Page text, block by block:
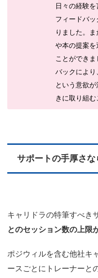
日々の経験
フィードバ
りました。
や本の提案
ことができ
バックにより
という意欲
きに取り組む
サポートの手厚さな
キャリドラの特筆すべき
とのセッション数の上限
ポジウィルを含む他社キ
ースごとにトレーナーと